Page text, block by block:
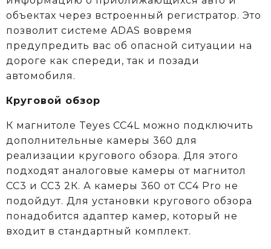
объектах через встроенный регистратор. Это
позволит системе ADAS вовремя
предупредить вас об опасной ситуации на
дороге как спереди, так и позади
автомобиля.
Круговой обзор
К магнитоле Teyes CC4L можно подключить
дополнительные камеры 360 для
реализации кругового обзора. Для этого
подходят аналоговые камеры от магнитол
СС3 и СС3 2К. А камеры 360 от CC4 Pro не
подойдут. Для установки кругового обзора
понадобится адаптер камер, который не
входит в стандартный комплект.